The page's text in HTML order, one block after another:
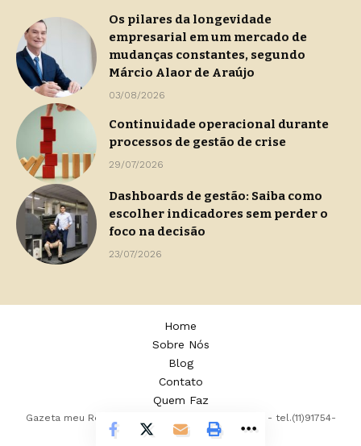
Os pilares da longevidade
empresarial em um mercado de
mudanças constantes, segundo
Márcio Alaor de Araújo
03/08/2026
Continuidade operacional durante
processos de gestão de crise
29/07/2026
Dashboards de gestão: Saiba como
escolher indicadores sem perder o
foco na decisão
23/07/2026
Gazeta meu Rei -
- tel.(11)91754-
6532
Home
Sobre Nós
Blog
Contato
Quem Faz